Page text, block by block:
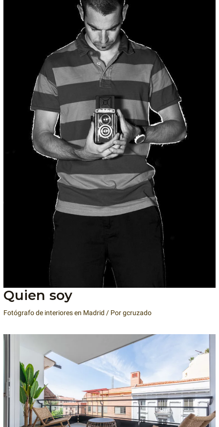
Quien soy
Fotógrafo de interiores en Madrid / Porgcruzado